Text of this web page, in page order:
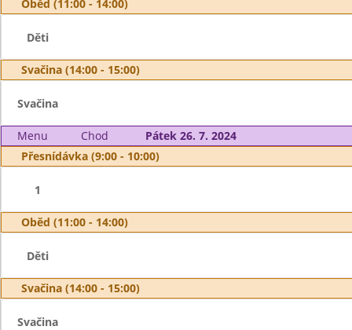
Oběd (11:00 - 14:00)
Děti
Svačina (14:00 - 15:00)
Svačina
Menu Chod
Pátek 26. 7. 2024
Přesnídávka (9:00 - 10:00)
1
Oběd (11:00 - 14:00)
Děti
Svačina (14:00 - 15:00)
Svačina